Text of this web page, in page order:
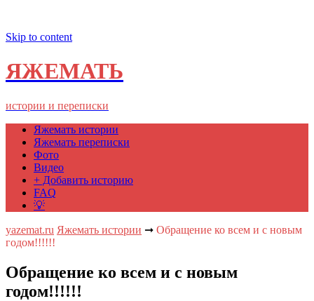
Skip to content
ЯЖЕМАТЬ
истории и переписки
Яжемать истории
Яжемать переписки
Фото
Видео
+ Добавить историю
FAQ
💡
yazemat.ru Яжемать истории ➞ Обращение ко всем и с новым
годом!!!!!!
Обращение ко всем и с новым
годом!!!!!!